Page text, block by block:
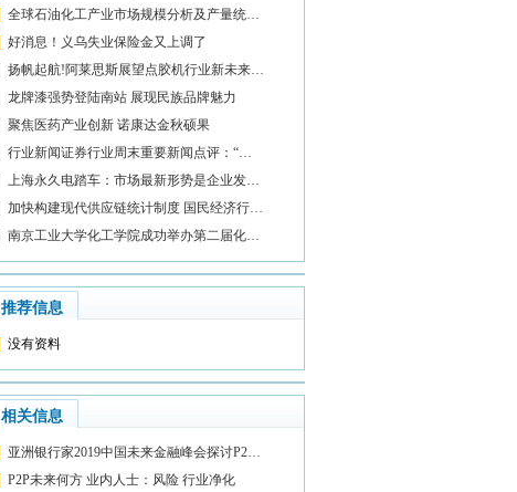
全球石油化工产业市场规模分析及产量统…
好消息！义乌失业保险金又上调了
扬帆起航!阿莱思斯展望点胶机行业新未来…
龙牌漆强势登陆南站 展现民族品牌魅力
聚焦医药产业创新 诺康达金秋硕果
行业新闻证券行业周末重要新闻点评：“…
上海永久电踏车：市场最新形势是企业发…
加快构建现代供应链统计制度 国民经济行…
南京工业大学化工学院成功举办第二届化…
推荐信息
没有资料
相关信息
亚洲银行家2019中国未来金融峰会探讨P2…
P2P未来何方 业内人士：风险 行业净化